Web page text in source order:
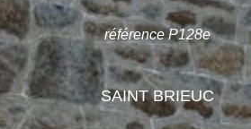
référence P128e
SAINT BRIEUC